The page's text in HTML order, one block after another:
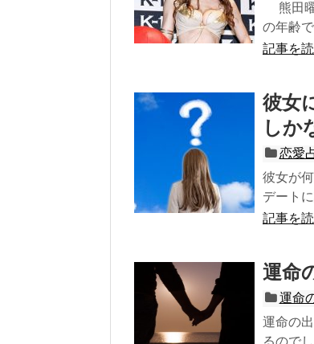
熊田曜
の年齢
記事を
彼女
しか
恋愛
彼女が
デート
記事を
運命
運命
運命の